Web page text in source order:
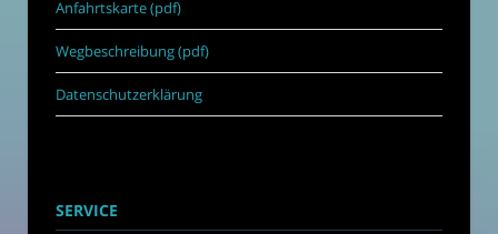
Anfahrtskarte (pdf)
Wegbeschreibung (pdf)
Datenschutzerklärung
SERVICE